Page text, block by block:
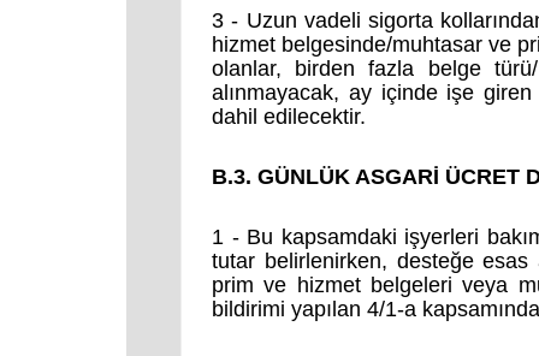
3 - Uzun vadeli sigorta
hizmet belgesinde/muhtasar ve
olanlar, birden fazla belge
alınmayacak, ay içinde işe
dahil edilecektir.
B.3. GÜNLÜK ASGARİ ÜCRET
1 - Bu kapsamdaki işyerleri
tutar belirlenirken, desteğe esas
prim ve hizmet belgeleri veya
bildirimi yapılan 4/1-a